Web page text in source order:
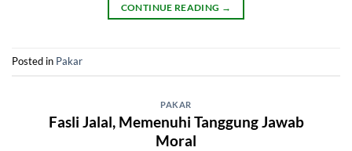
CONTINUE READING →
Posted in Pakar
PAKAR
Fasli Jalal, Memenuhi Tanggung Jawab
Moral